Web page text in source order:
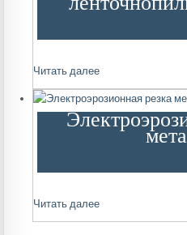
Читать далее
Читать далее